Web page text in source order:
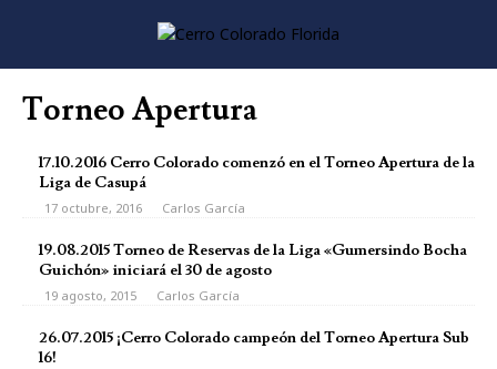
Torneo Apertura
17.10.2016 Cerro Colorado comenzó en el Torneo Apertura de la
Liga de Casupá
17 octubre, 2016 Carlos García
19.08.2015 Torneo de Reservas de la Liga «Gumersindo Bocha
Guichón» iniciará el 30 de agosto
19 agosto, 2015 Carlos García
26.07.2015 ¡Cerro Colorado campeón del Torneo Apertura Sub
16!